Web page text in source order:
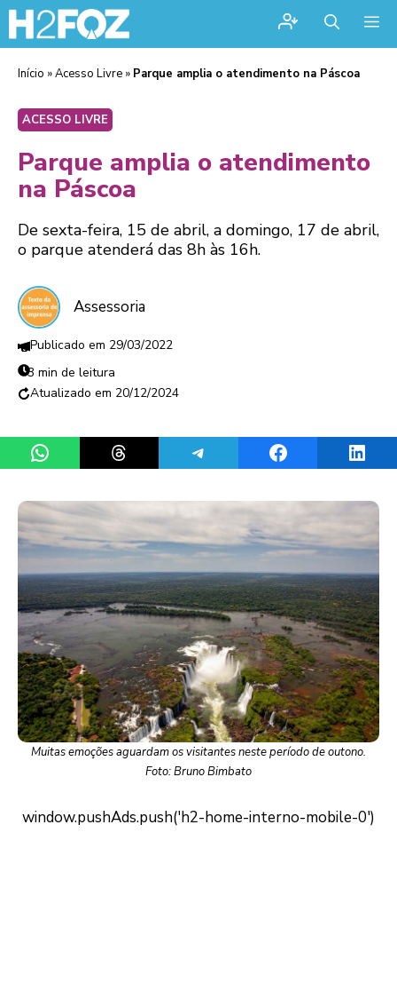
Início »Acesso Livre » Parque amplia o atendimento na Páscoa
ACESSO LIVRE
Parque amplia o atendimento
na Páscoa
De sexta-feira, 15 de abril, a domingo, 17 de abril,
o parque atenderá das 8h às 16h.
Assessoria
29/03/2022
3 min de leitura
20/12/2024
Share on WhatsAppShare on ThreadsShare on TelegramShare on Facebook
Muitas emoções aguardam os visitantes neste período de outono.
Foto: Bruno Bimbato